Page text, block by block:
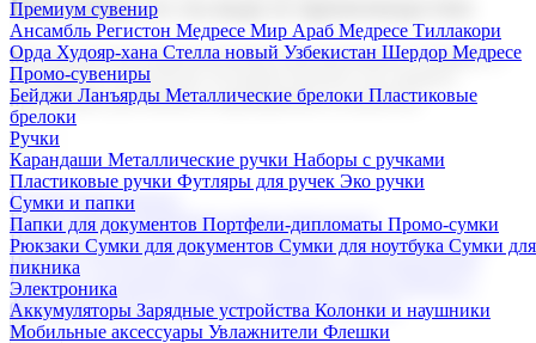
Премиум сувенир
Ансамбль Регистон Медресе Мир Араб Медресе Тиллакори
Орда Худояр-хана Стелла новый Узбекистан Шердор Медресе
Промо-сувениры
Бейджи Ланъярды Металлические брелоки Пластиковые
брелоки
Ручки
Карандаши Металлические ручки Наборы с ручками
Пластиковые ручки Футляры для ручек Эко ручки
Сумки и папки
Папки для документов Портфели-дипломаты Промо-сумки
Рюкзаки Сумки для документов Сумки для ноутбука Сумки для
пикника
Электроника
Аккумуляторы Зарядные устройства Колонки и наушники
Мобильные аксессуары Увлажнители Флешки
Мы предлагаем широкий выбор корпоративных подарков и
сувениров с логотипом. В нашем каталоге вы найдете
продукцию для бизнеса, мероприятия и клиентов.
Подарочные наборы
Бизнес наборыКофейные наборы Кошельки
Наборы из кожиНаборы ручекНаборы с аккумуляторами
Наборы с бутылками для воды
Наборы с ежедневниками
Наборы с кружками
флешкамиНовогодние наборыЧайные наборы